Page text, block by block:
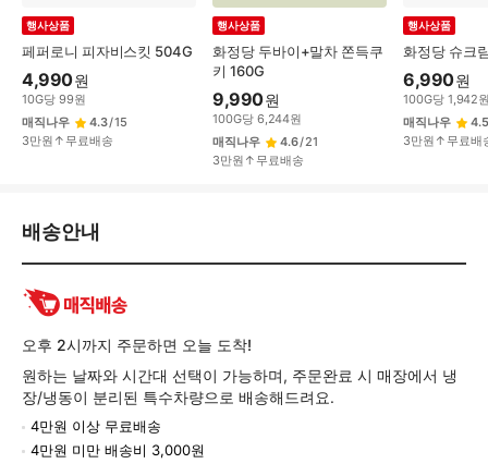
페퍼로니 피자비스킷 504G
행사상품
4,990원
10G당 99원
매직나우
4.3/15
3만원↑무료배송
화정당 두바이+말차 쫀득쿠
키 160G
행사상품
9,990원
100G당 6,244원
매직나우
4.6/21
3만원↑무료배송
화정당 슈크
행사상품
6,990원
100G당 1,942
매직나우
4.5
3만원↑무료배
배
교
환/
반
품
정
보
배송안내
오후 2시까지 주문하면 오늘 도착!
원하는 날짜와 시간대 선택이 가능하며, 주문완료 시 매장에서 냉
장/냉동이 분리된 특수차량으로 배송해드려요.
4만원 이상 무료배송
4만원 미만 배송비 3,000원